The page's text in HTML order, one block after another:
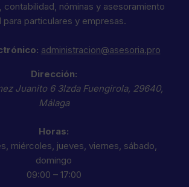
contabilidad, nóminas y asesoramiento
para particulares y empresas.
administracion@asesoria.pro
Dirección:
Juanito 6 3Izda Fuengirola, 29640,
Málaga
Horas:
miércoles, jueves, viernes, sábado,
domingo
09:00 – 17:00